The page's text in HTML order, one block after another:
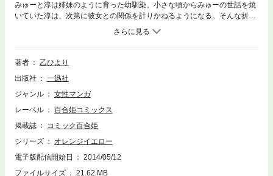
みゅーと淳は姉妹のように育った幼馴染。小さな頃からみゅーの世話を焼
いていた淳は、次第に彼女との関係を計りかねるようになる。そんな折、
二人の関係を面白がる文芸部の先輩は、淳にとある助言を託すが…？ ここ
でしか読めない短編も収録!! 百合の俊英が描く思春期ラブ★
著者
乙ひより
出版社
一迅社
ジャンル
女性マンガ
レーベル
百合姫コミックス
掲載誌
コミック百合姫
シリーズ
オレンジイエロー
電子版配信開始日
2014/05/12
ファイルサイズ
21.62 MB